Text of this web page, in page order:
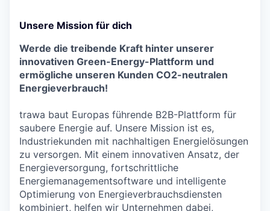
Unsere Mission für dich
Werde die treibende Kraft hinter unserer
innovativen Green-Energy-Plattform und
ermögliche unseren Kunden CO2-neutralen
Energieverbrauch!
trawa baut Europas führende B2B-Plattform für
saubere Energie auf. Unsere Mission ist es,
Industriekunden mit nachhaltigen Energielösungen
zu versorgen. Mit einem innovativen Ansatz, der
Energieversorgung, fortschrittliche
Energiemanagementsoftware und intelligente
Optimierung von Energieverbrauchsdiensten
kombiniert, helfen wir Unternehmen dabei,